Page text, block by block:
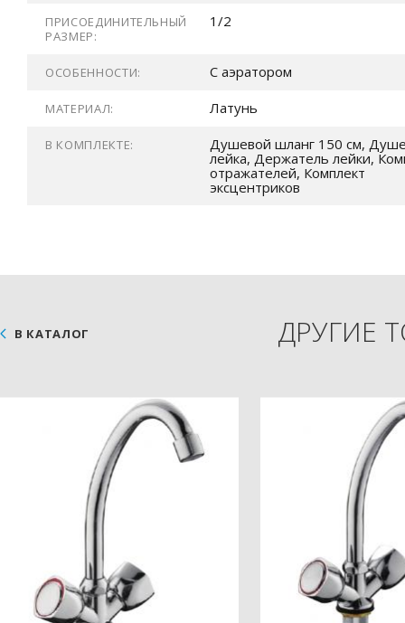
ПРИСОЕДИНИТЕЛЬНЫЙ
РАЗМЕР:
1/2
ОСОБЕННОСТИ: С аэратором
МАТЕРИАЛ: Латунь
В КОМПЛЕКТЕ:
Душевой шланг 150 см,
лейка, Держатель лейки,
отражателей, Комплект
эксцентриков
ДРУГИЕ
В КАТАЛОГ